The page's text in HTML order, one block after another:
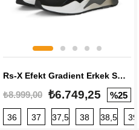
Rs-X Efekt Gradient Erkek Sneaker
₺8.999,00 ₺6.749,25 %25
36 37 37,5 38 38,5 39